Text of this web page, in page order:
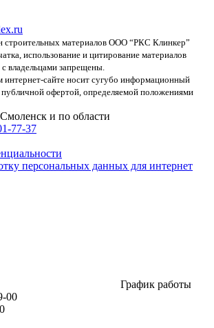
материалов ООО “РКС Клинкер”
использование и цитирование материалов
с владельцами запрещены.
сайте носит сугубо информационный
публичной офертой, определяемой положениями
и по области
77-37
персональных данных для интернет
График работы
00